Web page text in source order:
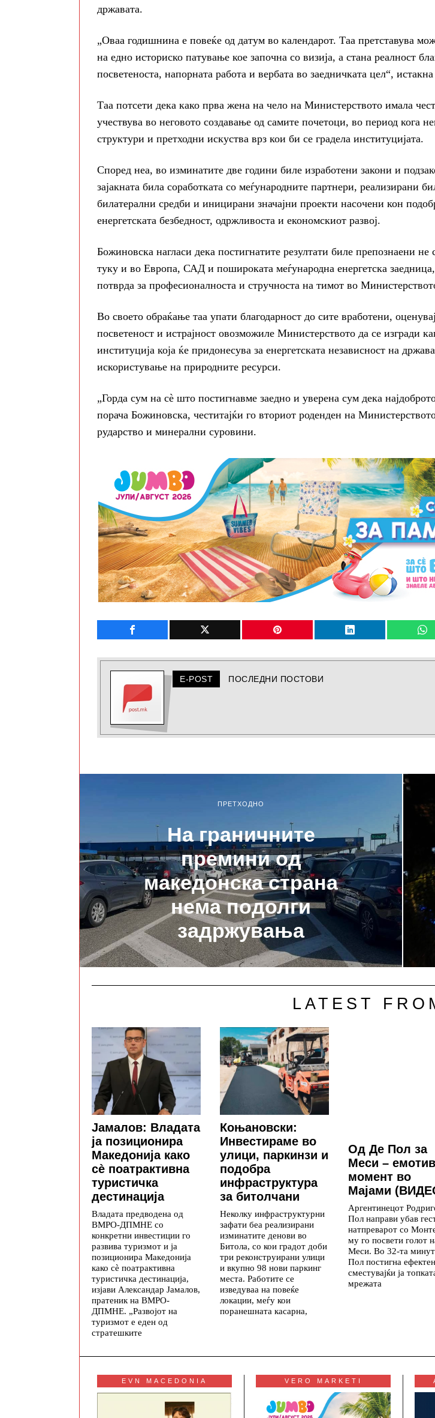
државата.
„Оваа годишнина е повеќе од датум во календарот. Таа претставува
на едно историско патување кое започна со визија, а стана реалност
посветеноста, напорната работа и вербата во заедничката цел“,
Таа потсети дека како прва жена на чело на Министерството имала
учествува во неговото создавање од самите почетоци, во период кога
структури и претходни искуства врз кои би се градела институцијата.
Според неа, во изминатите две години биле изработени закони и
зајакната била соработката со меѓународните партнери, реализирани
билатерални средби и иницирани значајни проекти насочени кон
енергетската безбедност, одржливоста и економскиот развој.
Божиновска нагласи дека постигнатите резултати биле препознаени
туку и во Европа, САД и пошироката меѓународна енергетска
потврда за професионалноста и стручноста на тимот во
Во своето обраќање таа упати благодарност до сите вработени,
посветеност и истрајност овозможиле Министерството да се изгради
институција која ќе придонесува за енергетската независност на
искористување на природните ресурси.
„Горда сум на сè што постигнавме заедно и уверена сум дека
порача Божиновска, честитајќи го вториот роденден на
рударство и минерални суровини.
E-POST ПОСЛЕДНИ ПОСТОВИ
ПРЕТХОДНО
На граничните
премини од
македонска страна
нема подолги
задржувања
LATEST
Јамалов: Владата
ја позиционира
Македонија како
сè поатрактивна
туристичка
дестинација
Владата предводена од
ВМРО-ДПМНЕ со
конкретни инвестиции го
развива туризмот и ја
позиционира Македонија
како сè поатрактивна
туристичка дестинација,
изјави Александар Јамалов,
пратеник на ВМРО-
ДПМНЕ. „Развојот на
туризмот е еден од
стратешките
Коњановски:
Инвестираме во
улици, паркинзи и
подобра
инфраструктура
за битолчани
Неколку инфраструктурни
зафати беа реализирани
изминатите денови во
Битола, со кои градот доби
три реконструирани улици
и вкупно 98 нови паркинг
места. Работите се
изведуваа на повеќе
локации, меѓу кои
поранешната касарна,
Од Де Пол за
Меси –
момент во
Мајами
Аргентинецот
Пол направи убав
натпреварот со
му го посвети голот
Меси. Во 32-та
Пол постигна
сместувајќи ја
мрежата
EVN MACEDONIA VERO MARKETI